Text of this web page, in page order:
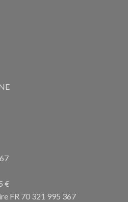
€
FR 70 321 995 367